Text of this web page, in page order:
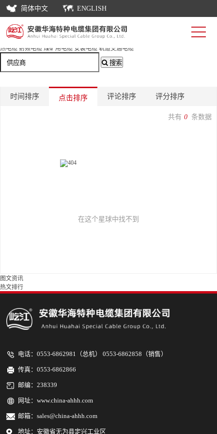
简体中文 ENGLISH
首页
荣誉
栏目分类：
不限 移动用软电缆 船用电缆 耐高温电缆 补偿电缆
热电缆 射频电缆 煤矿用电缆 安装电缆 轨道交通电缆
搜索
时间排序 点击排序 评论排序 评分排序
共有 0 条数据
在这个星球中找不到
图文资讯
热文排行
电话：0553-6862981（总机） 0553-6862858（销售）
传真：0553-6862866
邮编：238339
网址：www.china-ahhh.com
邮箱：sales@china-ahhh.com
地址：安徽省无为县定兴工业区